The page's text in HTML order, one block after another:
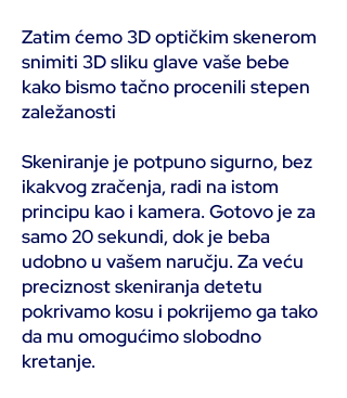
Zatim ćemo 3D optičkim skenerom
snimiti 3D sliku glave vaše bebe
kako bismo tačno procenili stepen
zaležanosti
Skeniranje je potpuno sigurno, bez
ikakvog zračenja, radi na istom
principu kao i kamera. Gotovo je za
samo 20 sekundi, dok je beba
udobno u vašem naručju. Za veću
preciznost skeniranja detetu
pokrivamo kosu i pokrijemo ga tako
da mu omogućimo slobodno
kretanje.